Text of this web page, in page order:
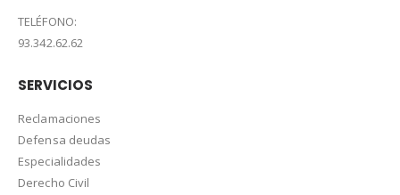
TELÉFONO:
93.342.62.62
SERVICIOS
Reclamaciones
Defensa deudas
Especialidades
Derecho Civil